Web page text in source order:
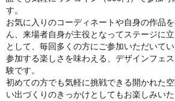
す。
お気に入りのコーディネートや自身の作品
ん、来場者自身が主役となってステージに
として、毎回多くの方にご参加いただいて
参加する楽しさを味わえる、デザインフェ
験です。
初めての方でも気軽に挑戦できる開かれた
い出づくりのきっかけとしてもお楽しみいた